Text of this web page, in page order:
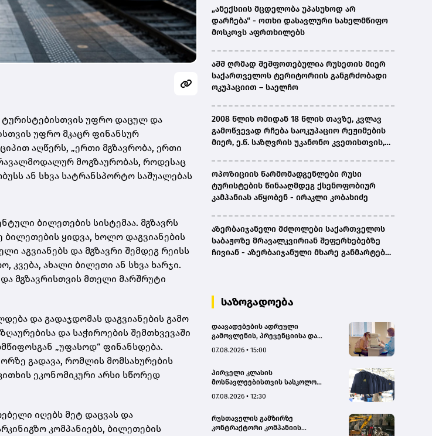
ტურისტებისთვის უფრო დაცულ და
უფრო მკაცრ ფინანსურ
აღწერს, „ერთი მგზავრობა, ერთი
მოგზაურობას, როდესაც
ან სხვა სატრანსპორტო საშუალებას
ბილეთების სისტემაა. მგზავრს
ბილეთების ყიდვა, ხოლო დაგვიანების
აგვიანებს და მგზავრი შემდეგ რეისს
კვება, ახალი ბილეთი ან სხვა ხარჯი.
და მგზავრისთვის მთელი მარშრუტი
და გადაჯდომას დაგვიანების გამო
და საჭიროების შემთხვევაში
„უფასოდ“ ფინანსდება.
გადავა, რომლის მომსახურების
ეკონომიკური არსი სწორედ
იღებს მეტ დაცვას და
კომპანიებს, ბილეთების
„ანექსიის მცდელობა უპასუხოდ არ
დარჩება“ - ოთხი დასავლური სახელმწიფო
მოსკოვს აფრთხილებს
აშშ ღრმად შეშფოთებულია რუსეთის მიერ
საქართველოს ტერიტორიის განგრძობადი
ოკუპაციით – საელჩო
2008 წლის ომიდან 18 წლის თავზე, კვლავ
გამოწვევად რჩება საოკუპაციო რეჟიმების
მიერ, ე.წ. საზღვრის უკანონო კვეთისთვის,
ენაზე განათლების ხელმისაწვდომობა-
სახალხო დამცველი
ოპოზიციის წარმომადგენლები რუსი
ტურისტების წინააღმდეგ ქსენოფობიურ
კამპანიას აწყობენ - ირაკლი კობახიძე
აზერბაიჯანელი მძღოლები საქართველოს
საბაჟოზე მრავალკვირიან შეფერხებებზე
ჩივიან - აზერბაიჯანული მხარე განმარტებას
საზოგადოება
დაავადებების ადრეული
გამოვლენის, პრევენციისა და
მომსახურებაზე ხელმისაწვდომობის
დედოფლისწყაროში, სამედიცინო
სკრინინგი გაიმართა – ჯანდაცვის
სამინისტრო
07.08.2026 • 15:00
პირველი კლასის
მოსწავლეებისთვის სასკოლო
სექტემბრის პერიოდში
07.08.2026 • 12:30
რუსთაველის გამზირზე
კონტრაქტორი კომპანიის